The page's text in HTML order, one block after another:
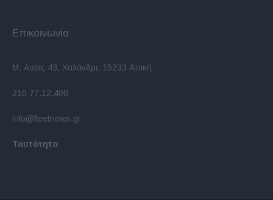
Επικοινωνία
Μ. Ασίας 43, Χαλάνδρι, 15233 Αττική
210 77.12.400
info@fleetnews.gr
Ταυτότητα